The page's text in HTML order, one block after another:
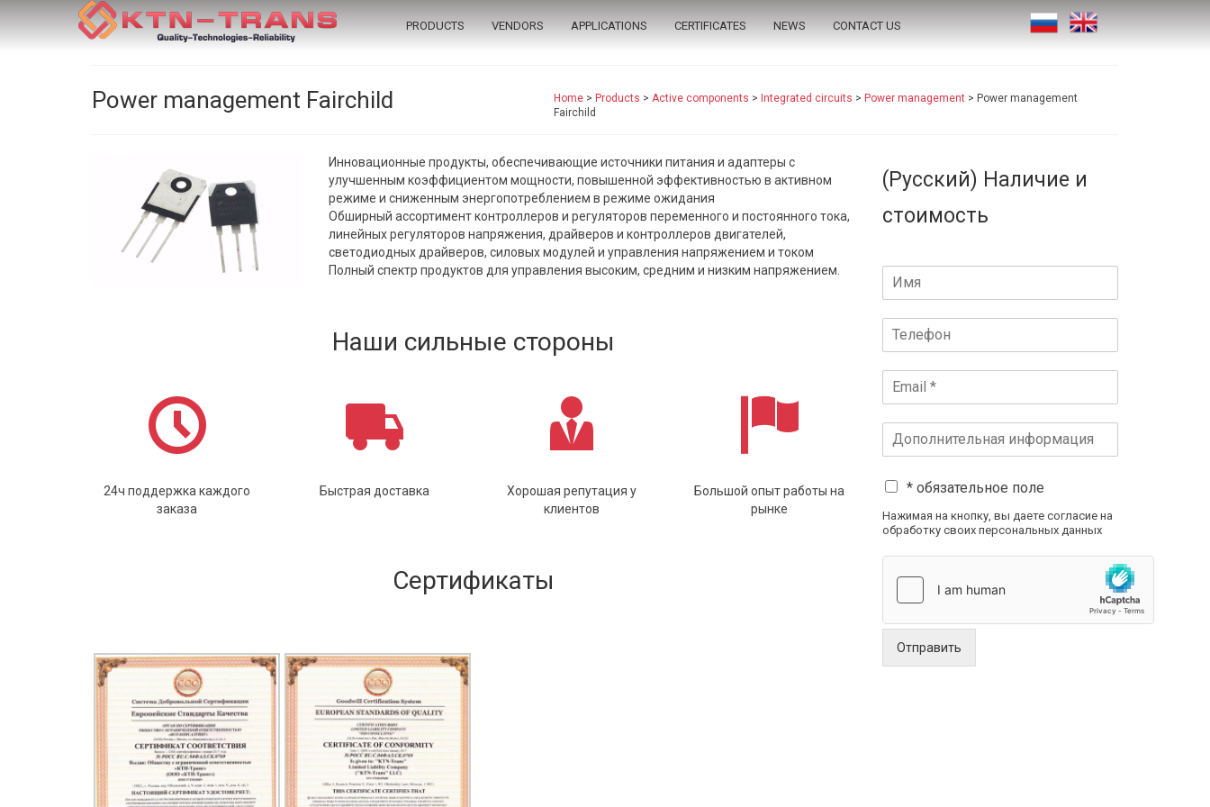
PRODUCTS VENDORS APPLICATIONS CERTIFICATES NEWS CONTACT US
Power management Fairchild Home > Products > Active components > Integrated circuits > Power management > Power management
Fairchild
Инновационные продукты, обеспечивающие источники питания и адаптеры с
улучшенным коэффициентом мощности, повышенной эффективностью в активном
режиме и сниженным энергопотреблением в режиме ожидания
Обширный ассортимент контроллеров и регуляторов переменного и постоянного тока,
линейных регуляторов напряжения, драйверов и контроллеров двигателей,
светодиодных драйверов, силовых модулей и управления напряжением и током
Полный спектр продуктов для управления высоким, средним и низким напряжением.
Наши сильные стороны
24ч поддержка каждого
заказа
Быстрая доставка
Хорошая репутация у
клиентов
Большой опыт работы на
рынке
Сертификаты
(Русский) Наличие и
стоимость
* обязательное поле
Нажимая на кнопку, вы даете согласие на
обработку своих персональных данных
Отправить